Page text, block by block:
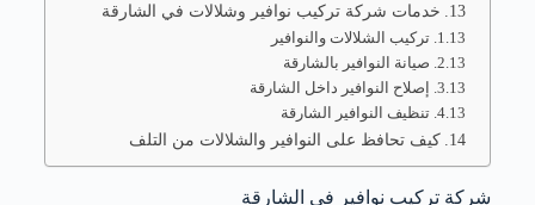
خدمات شركة تركيب نوافير وشلالات في الشارقة
تركيب الشلالات والنوافير
صيانة النوافير بالشارقة
إصلاح النوافير داخل الشارقة
تنظيف النوافير الشارقة
كيف تحافظ على النوافير والشلالات من التلف
شركة تركيب نوافير في الشارقة